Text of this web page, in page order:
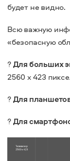
будет не видно.
Всю важную
«безопасную
?Для больших
2560 х 423
?Для
?Для